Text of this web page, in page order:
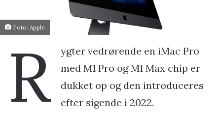
Foto: Apple
R
ygter vedrørende en iMac Pro
med M1 Pro og M1 Max chip er
dukket op og den introduceres
efter sigende i 2022.